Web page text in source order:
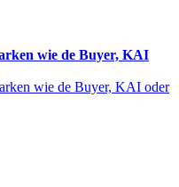
wie de Buyer, KAI